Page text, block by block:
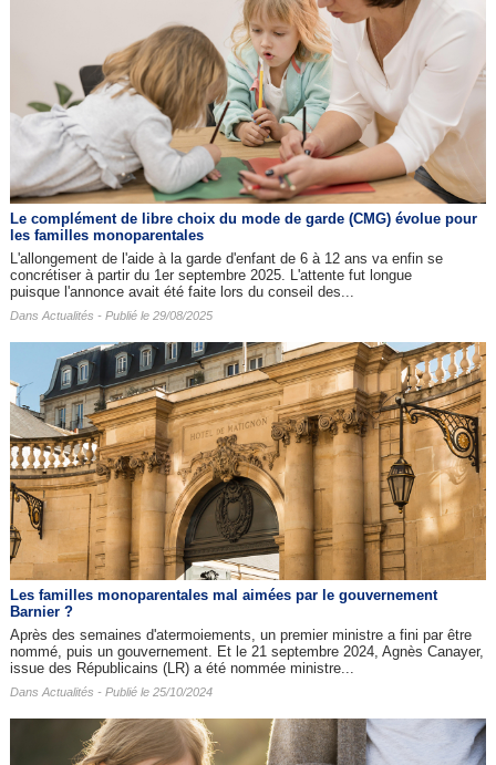
Le complément de libre choix du mode de garde (CMG) évolue pour
les familles monoparentales
L'allongement de l'aide à la garde d'enfant de 6 à 12 ans va enfin se
concrétiser à partir du 1er septembre 2025. L'attente fut longue
puisque l'annonce avait été faite lors du conseil des...
Dans Actualités - Publié le 29/08/2025
Les familles monoparentales mal aimées par le gouvernement
Barnier ?
Après des semaines d'atermoiements, un premier ministre a fini par être
nommé, puis un gouvernement. Et le 21 septembre 2024, Agnès Canayer,
issue des Républicains (LR) a été nommée ministre...
Dans Actualités - Publié le 25/10/2024